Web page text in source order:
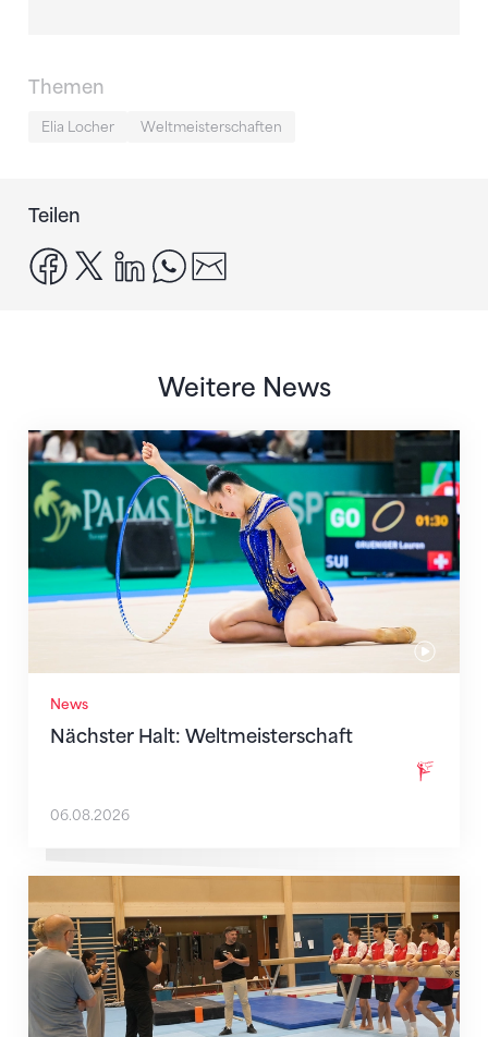
Themen
Elia Locher Weltmeisterschaften
Teilen
facebook
x linkedinwhatsapp
Weitere News
News
Nächster Halt: Weltmeisterschaft
Nächster Halt: Weltmeisterschaft
06.08.2026
Mit klaren Zielen nach Zagreb